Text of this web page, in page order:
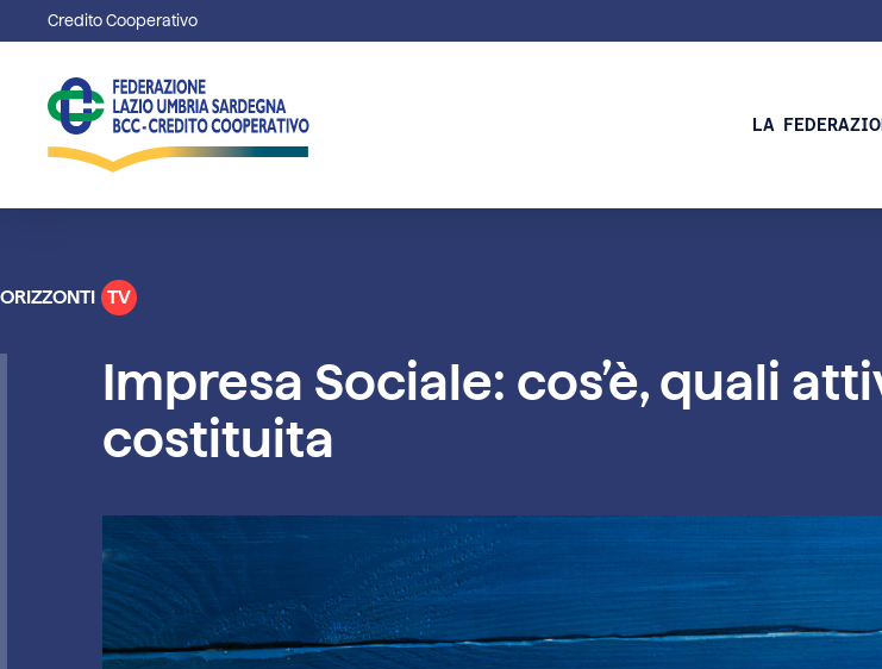
Credito Cooperativo
LA
ORIZZONTI TV
Impresa Sociale: cos’è, quali
costituita